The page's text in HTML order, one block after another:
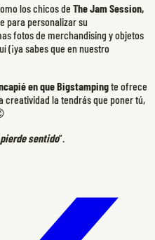
los chicos de The Jam Session,
para personalizar su
fotos de merchandising y objetos
(¡ya sabes que en nuestro
en que Bigstampingte ofrece
creatividad la tendrás que poner tú,
sentido”.